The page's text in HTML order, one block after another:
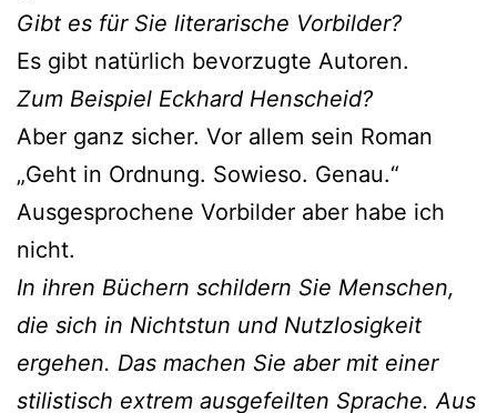
Gibt es für Sie literarische Vorbilder?
Es gibt natürlich bevorzugte Autoren.
Zum Beispiel Eckhard Henscheid?
Aber ganz sicher. Vor allem sein Roman
„Geht in Ordnung. Sowieso. Genau.“
Ausgesprochene Vorbilder aber habe ich
nicht.
In ihren Büchern schildern Sie Menschen,
die sich in Nichtstun und Nutzlosigkeit
ergehen. Das machen Sie aber mit einer
stilistisch extrem ausgefeilten Sprache. Aus